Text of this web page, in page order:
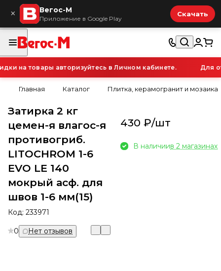
× Вегос-М
Приложение в Google Play
Скачать
на товары авторизуйтесь в Личном кабинете. Для
Главная Каталог Плитка, керамогранит и мозаика
Затирка 2 кг
цемен-я влагос-я
противогриб.
LITOCHROM 1-6
EVO LE 140
мокрый асф. для
швов 1-6 мм(15)
Код: 233971
0 Нет отзывов
430 ₽/шт
В наличиив 2 магазинах